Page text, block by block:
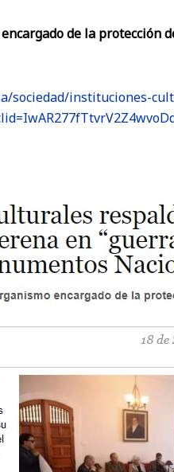
de la
sociedad/instituciones-